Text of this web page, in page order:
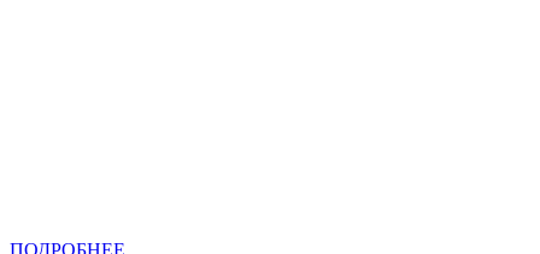
ПОДРОБНЕЕ